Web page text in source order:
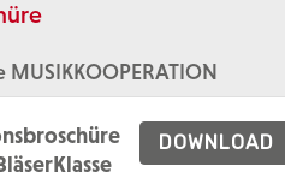
MUSIKKOOPERATION
DOWNLOAD